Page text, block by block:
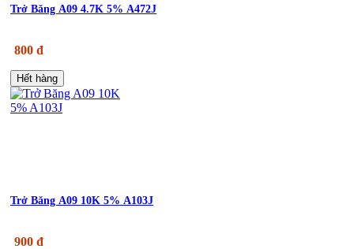
Trở Băng A09 4.7K 5% A472J
800 đ
Hết hàng
Trở Băng A09 10K 5% A103J
900 đ